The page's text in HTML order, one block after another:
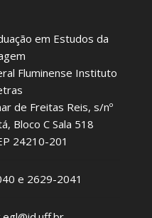
em Estudos da
Fluminense Instituto
de Freitas Reis, s/nº
Bloco C Sala 518
24210-201
e 2629-2041